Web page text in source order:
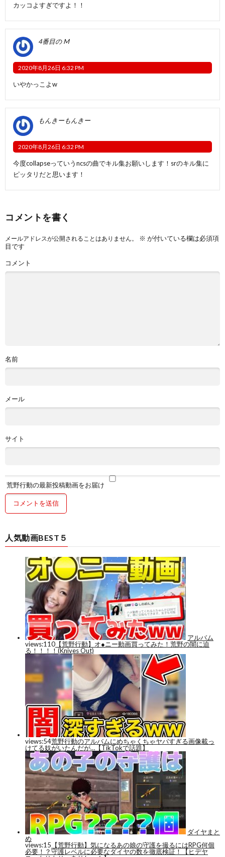
カッコよすぎですよ！！
4番目の M
2020年8月26日 6:32 PM
いやかっこよ‪w
もんきーもんきー
2020年8月26日 6:32 PM
今度collapseっていうncsの曲でキル集お願いします！srのキル集に
ピッタリだと思います！
コメントを書く
メールアドレスが公開されることはありません。 ※ が付いている欄は必須項
目です
コメント
名前
メール
サイト
荒野行動の最新投稿動画をお届け
人気動画BEST５